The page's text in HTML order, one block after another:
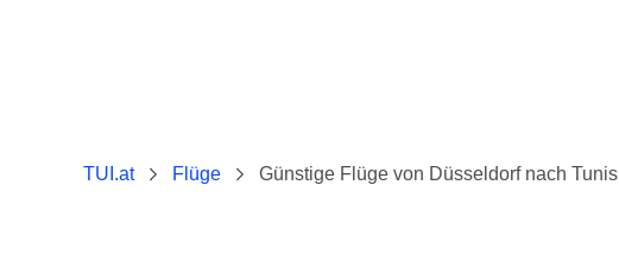
TUI.at Flüge Günstige Flüge von Düsseldorf nach Tunis